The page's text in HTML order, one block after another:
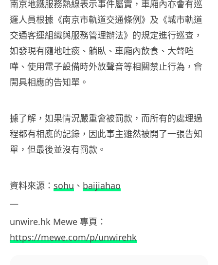
南京地鐵服務熱線表示事件屬實，車廂內亦會有巡
邏人員根據《南京市軌道交通條例》及《城市軌道
交通客運組織與服務管理辦法》的規定進行巡查，
如發現有隨地吐痰、躺臥、車廂內飲食、大聲喧
嘩、使用電子設備時外放聲音等相關禁止行為，會
開具相應的告知單。
據了解，如果情況嚴重會被罰款，而所有的處理過
程都有相應的記錄，因此事主雖然被開了一張告知
單，但最後並沒有罰款。
資料來源： sohu 、 baijiahao
—
unwire.hk Mewe 專頁：
https://mewe.com/p/unwirehk